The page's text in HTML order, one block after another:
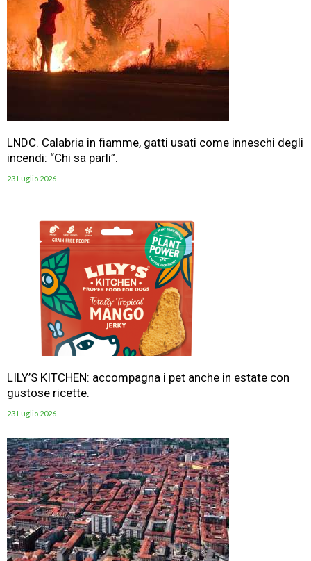
LNDC. Calabria in fiamme, gatti usati come inneschi degli
incendi: “Chi sa parli”.
23 Luglio 2026
LILY’S KITCHEN: accompagna i pet anche in estate con
gustose ricette.
23 Luglio 2026